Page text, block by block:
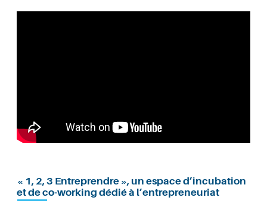
« 1, 2, 3 Entreprendre », un espace d’incubation
et de co-working dédié à l’entrepreneuriat